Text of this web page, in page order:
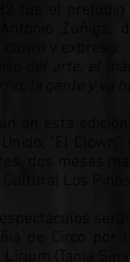
fue el
del arte, el
la gente y va
“El
dos mesas
de Circo
Lirium (Tanja